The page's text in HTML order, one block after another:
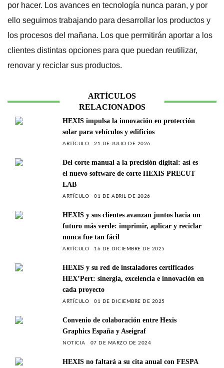
por hacer. Los avances en tecnología nunca paran, y por
ello seguimos trabajando para desarrollar los productos y
los procesos del mañana. Los que permitirán aportar a los
clientes distintas opciones para que puedan reutilizar,
renovar y reciclar sus productos.
ARTÍCULOS
RELACIONADOS
HEXIS impulsa la innovación en protección
solar para vehículos y edificios
ARTÍCULO 21 DE JULIO DE 2026
Del corte manual a la precisión digital: así es
el nuevo software de corte HEXIS PRECUT
LAB
ARTÍCULO 01 DE ABRIL DE 2026
HEXIS y sus clientes avanzan juntos hacia un
futuro más verde: imprimir, aplicar y reciclar
nunca fue tan fácil
ARTÍCULO 16 DE DICIEMBRE DE 2025
HEXIS y su red de instaladores certificados
HEX’Pert: sinergia, excelencia e innovación en
cada proyecto
ARTÍCULO 01 DE DICIEMBRE DE 2025
Convenio de colaboración entre Hexis
Graphics España y Aseigraf
NOTICIA 07 DE MARZO DE 2024
HEXIS no faltará a su cita anual con FESPA